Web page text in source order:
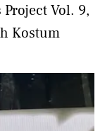
Vol. 9,
Kostum